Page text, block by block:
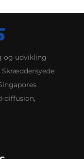
og udvikling
diffusion,